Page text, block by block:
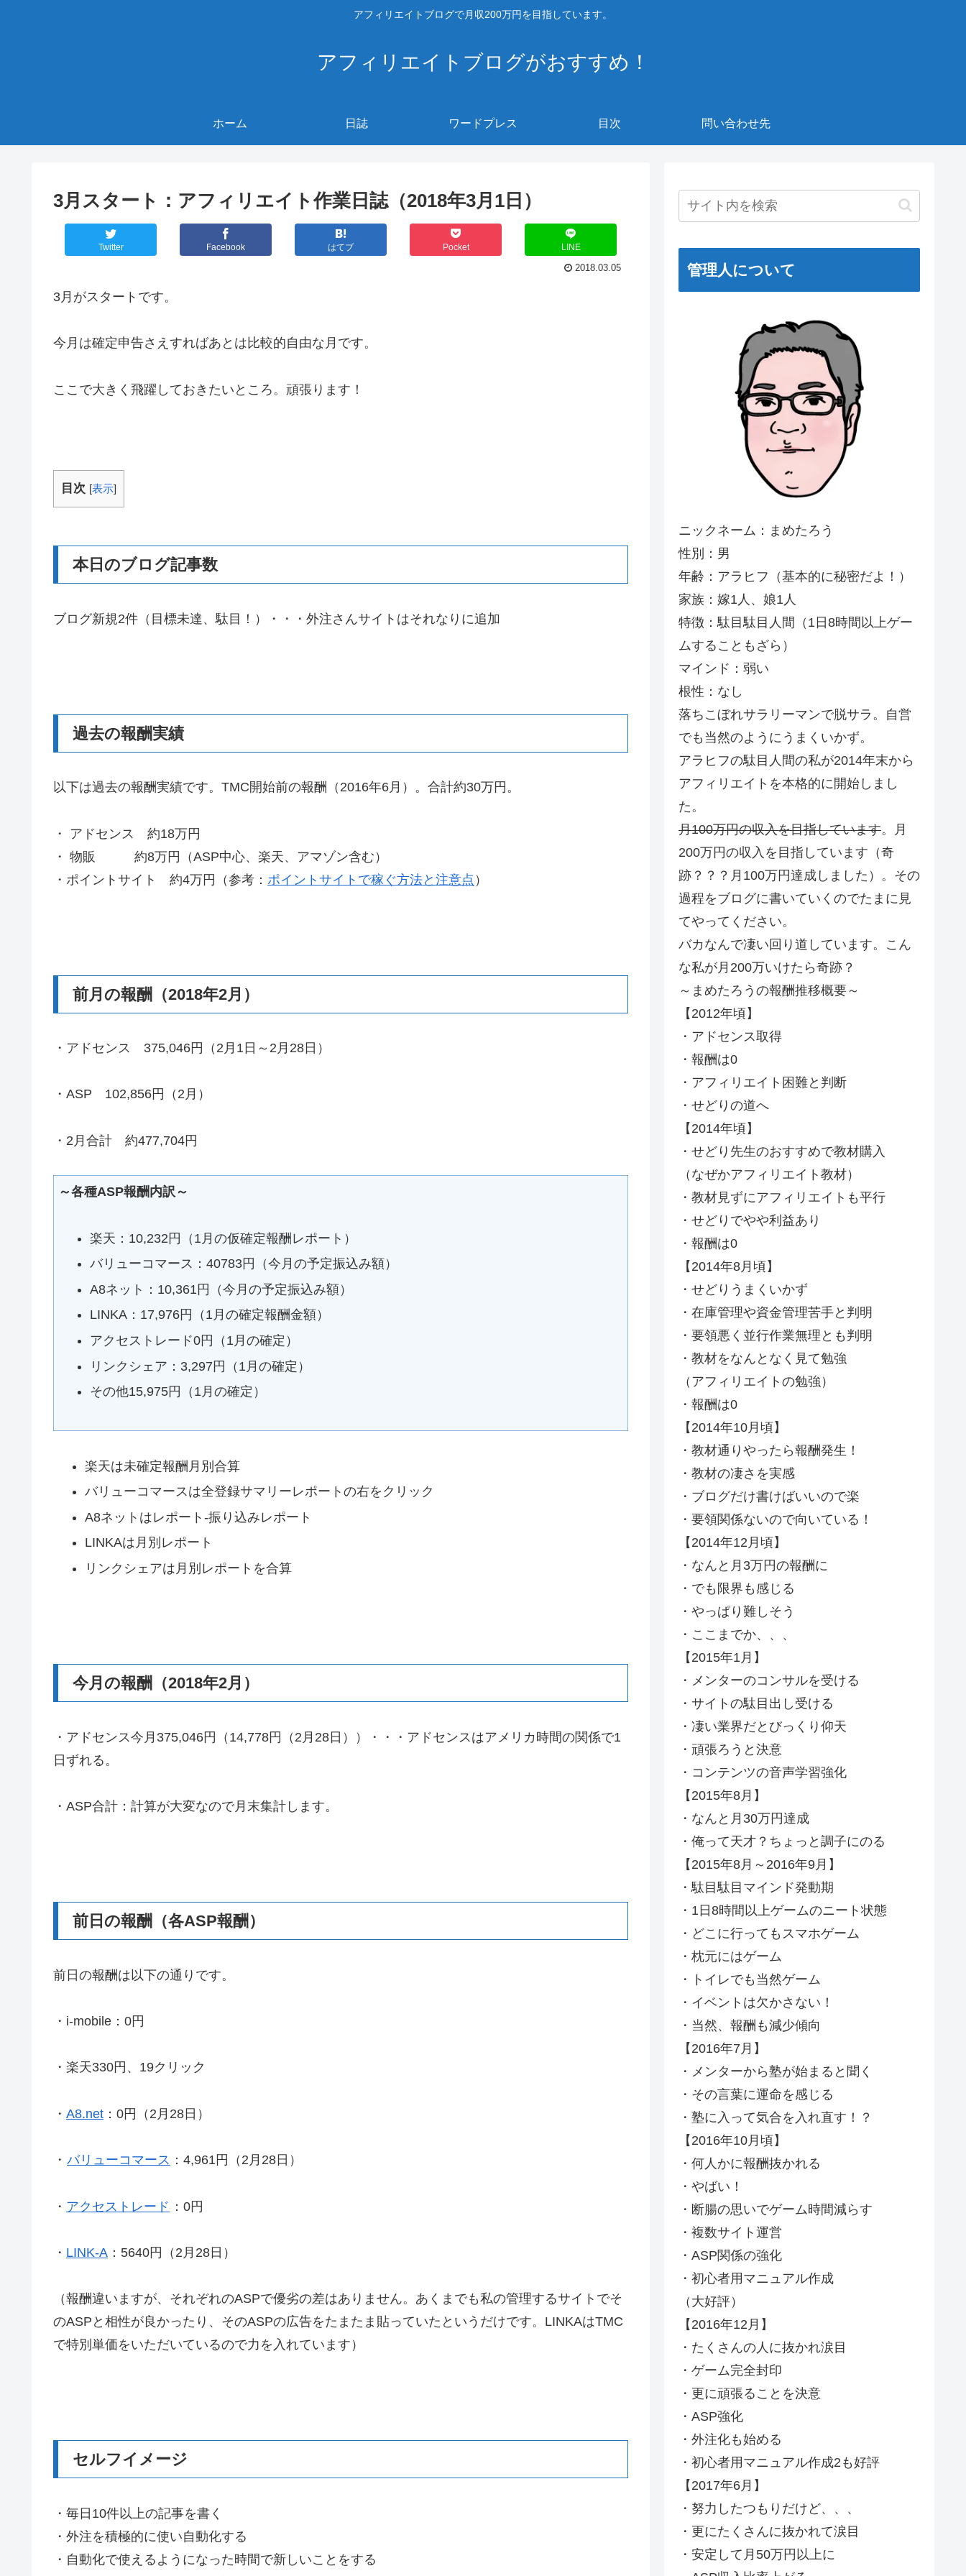
アフィリエイトブログで月収200万円を目指しています。
アフィリエイトブログがおすすめ！
ホーム 日誌 ワードプレス 目次 問い合わせ先
3月スタート：アフィリエイト作業日誌（2018年3月1日）
Twitter Facebook はてブ Pocket LINE
2018.03.05
3月がスタートです。
今月は確定申告さえすればあとは比較的自由な月です。
ここで大きく飛躍しておきたいところ。頑張ります！
目次 [表示]
本日のブログ記事数
ブログ新規2件（目標未達、駄目！）・・・外注さんサイトはそれなりに追加
過去の報酬実績
以下は過去の報酬実績です。TMC開始前の報酬（2016年6月）。合計約30万円。
・ アドセンス 約18万円
・ 物販 約8万円（ASP中心、楽天、アマゾン含む）
・ポイントサイト 約4万円（参考： ポイントサイトで稼ぐ方法と注意点 ）
前月の報酬（2018年2月）
・アドセンス 375,046円（2月1日～2月28日）
・ASP 102,856円（2月）
・2月合計 約477,704円
～各種ASP報酬内訳～
楽天：10,232円（1月の仮確定報酬レポート）
バリューコマース：40783円（今月の予定振込み額）
A8ネット：10,361円（今月の予定振込み額）
LINKA：17,976円（1月の確定報酬金額）
アクセストレード0円（1月の確定）
リンクシェア：3,297円（1月の確定）
その他15,975円（1月の確定）
楽天は未確定報酬月別合算
バリューコマースは全登録サマリーレポートの右をクリック
A8ネットはレポート-振り込みレポート
LINKAは月別レポート
リンクシェアは月別レポートを合算
今月の報酬（2018年2月）
・アドセンス今月375,046円（14,778円（2月28日））・・・アドセンスはアメリカ時間の関係で1
日ずれる。
・ASP合計：計算が大変なので月末集計します。
前日の報酬（各ASP報酬）
前日の報酬は以下の通りです。
・i-mobile：0円
・楽天330円、19クリック
・ A8.net ：0円（2月28日）
・ バリューコマース ：4,961円（2月28日）
・ アクセストレード ：0円
・ LINK-A ：5640円（2月28日）
（報酬違いますが、それぞれのASPで優劣の差はありません。あくまでも私の管理するサイトでそ
のASPと相性が良かったり、そのASPの広告をたまたま貼っていたというだけです。LINKAはTMC
で特別単価をいただいているので力を入れています）
セルフイメージ
・毎日10件以上の記事を書く
・外注を積極的に使い自動化する
・自動化で使えるようになった時間で新しいことをする
管理人について
ニックネーム：まめたろう
性別：男
年齢：アラヒフ（基本的に秘密だよ！）
家族：嫁1人、娘1人
特徴：駄目駄目人間（1日8時間以上ゲー
ムすることもざら）
マインド：弱い
根性：なし
落ちこぼれサラリーマンで脱サラ。自営
でも当然のようにうまくいかず。
アラヒフの駄目人間の私が2014年末から
アフィリエイトを本格的に開始しまし
た。
月100万円の収入を目指しています。月
200万円の収入を目指しています（奇
跡？？？月100万円達成しました）。その
過程をブログに書いていくのでたまに見
てやってください。
バカなんで凄い回り道しています。こん
な私が月200万いけたら奇跡？
～まめたろうの報酬推移概要～
【2012年頃】
・アドセンス取得
・報酬は0
・アフィリエイト困難と判断
・せどりの道へ
【2014年頃】
・せどり先生のおすすめで教材購入
（なぜかアフィリエイト教材）
・教材見ずにアフィリエイトも平行
・せどりでやや利益あり
・報酬は0
【2014年8月頃】
・せどりうまくいかず
・在庫管理や資金管理苦手と判明
・要領悪く並行作業無理とも判明
・教材をなんとなく見て勉強
（アフィリエイトの勉強）
・報酬は0
【2014年10月頃】
・教材通りやったら報酬発生！
・教材の凄さを実感
・ブログだけ書けばいいので楽
・要領関係ないので向いている！
【2014年12月頃】
・なんと月3万円の報酬に
・でも限界も感じる
・やっぱり難しそう
・ここまでか、、、
【2015年1月】
・メンターのコンサルを受ける
・サイトの駄目出し受ける
・凄い業界だとびっくり仰天
・頑張ろうと決意
・コンテンツの音声学習強化
【2015年8月】
・なんと月30万円達成
・俺って天才？ちょっと調子にのる
【2015年8月～2016年9月】
・駄目駄目マインド発動期
・1日8時間以上ゲームのニート状態
・どこに行ってもスマホゲーム
・枕元にはゲーム
・トイレでも当然ゲーム
・イベントは欠かさない！
・当然、報酬も減少傾向
【2016年7月】
・メンターから塾が始まると聞く
・その言葉に運命を感じる
・塾に入って気合を入れ直す！？
【2016年10月頃】
・何人かに報酬抜かれる
・やばい！
・断腸の思いでゲーム時間減らす
・複数サイト運営
・ASP関係の強化
・初心者用マニュアル作成
（大好評）
【2016年12月】
・たくさんの人に抜かれ涙目
・ゲーム完全封印
・更に頑張ることを決意
・ASP強化
・外注化も始める
・初心者用マニュアル作成2も好評
【2017年6月】
・努力したつもりだけど、、、
・更にたくさんに抜かれて涙目
・安定して月50万円以上に